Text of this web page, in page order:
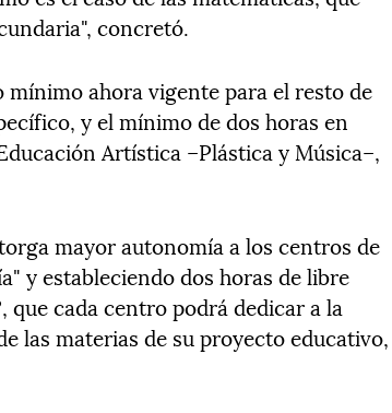
concretó.
ahora vigente para el resto de
y el mínimo de dos horas en
Artística –Plástica y Música–,
mayor autonomía a los centros de
y estableciendo dos horas de libre
cada centro podrá dedicar a la
las materias de su proyecto educativo,